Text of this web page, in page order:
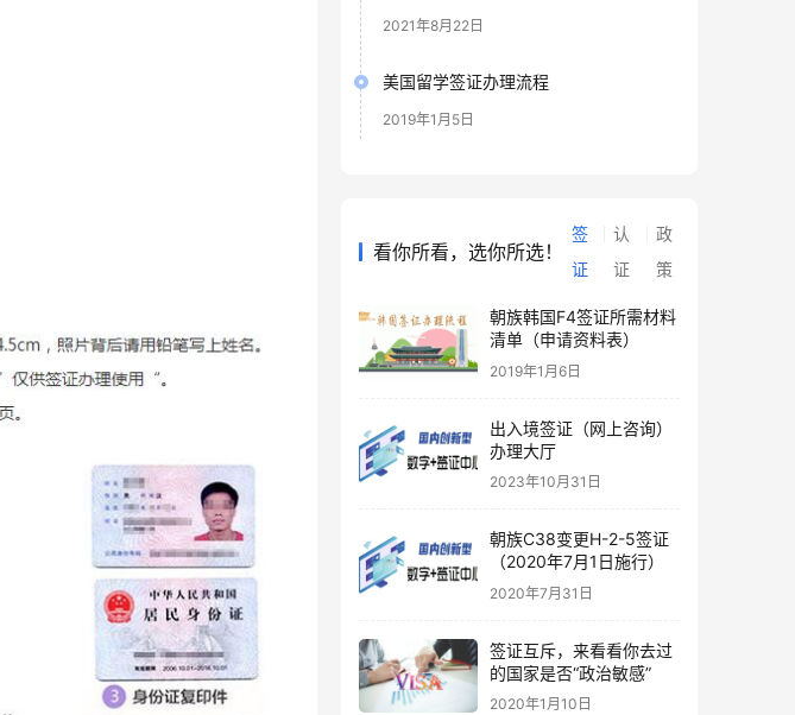
2021年8月22日
美国留学签证办理流程
2019年1月5日
看你所看，选你所选！
签
证
认
证
政
策
朝族韩国F4签证所需材料
清单（申请资料表）
2019年1月6日
出入境签证（网上咨询）
办理大厅
2023年10月31日
朝族C38变更H-2-5签证
（2020年7月1日施行）
2020年7月31日
签证互斥，来看看你去过
的国家是否“政治敏感”
2020年1月10日